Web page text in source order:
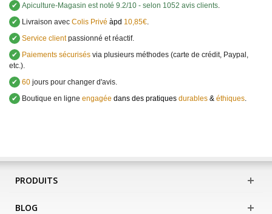
✔ Apiculture-Magasin est noté 9.2/10 - selon 1052 avis clients.
✔
Livraison avec Colis Privé àpd 10,85€.
✔ Service clientpassionné et réactif.
✔
Paiements sécurisés via plusieurs méthodes (carte de crédit, Paypal,
etc.).
✔ 60 jours pour changer d'avis.
✔
Boutique en ligne engagée dans des pratiques durables & éthiques.
PRODUITS
BLOG